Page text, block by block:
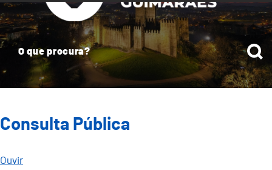
Consulta Pública
Ouvir